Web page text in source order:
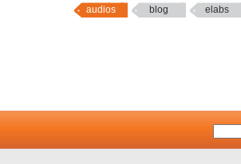
audios blog elabs